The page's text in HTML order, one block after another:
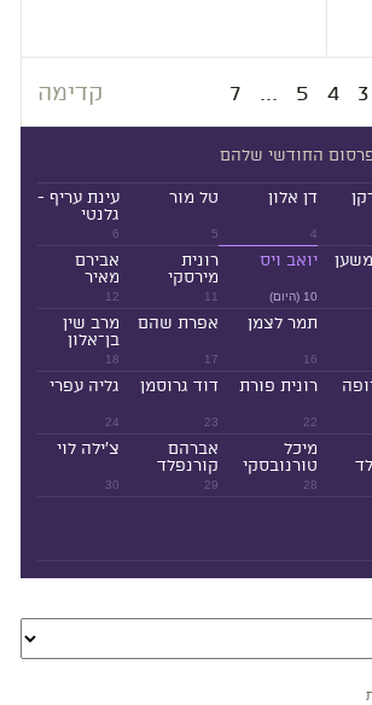
3
4
5
... קדימה 7
החודשי שלהם
4
דן אלון
5
טל מור
6
עינת עריף -
גלנטי
10 (היום)
יואב ויס
11
רונית
מירסקי
12
אבירם
מאיר
16
תמר לצמן
17
אפרת שהם
18
מרב שין
בן־אלון
22
רונית פורת
23
דוד גרוסמן
24
גליה עפרי
28
מיכל
טורנובסקי
29
אברהם
קורנפלד
30
צ'ילה לוי